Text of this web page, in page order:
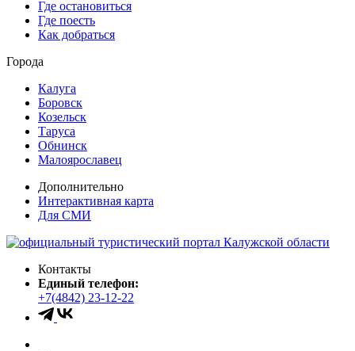
Где остановиться
Где поесть
Как добраться
Города
Калуга
Боровск
Козельск
Таруса
Обнинск
Малоярославец
Дополнительно
Интерактивная карта
Для СМИ
Контакты
Единый телефон:
+7(4842) 23-12-22